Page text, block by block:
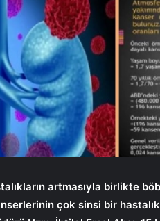
artmasıyla birlikte
çok sinsi bir